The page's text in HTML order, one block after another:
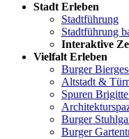
Stadt Erleben
Stadtführung
Stadtführung
Interaktive
Vielfalt Erleben
Burger
Altstadt &
Spuren
Burger
Burger